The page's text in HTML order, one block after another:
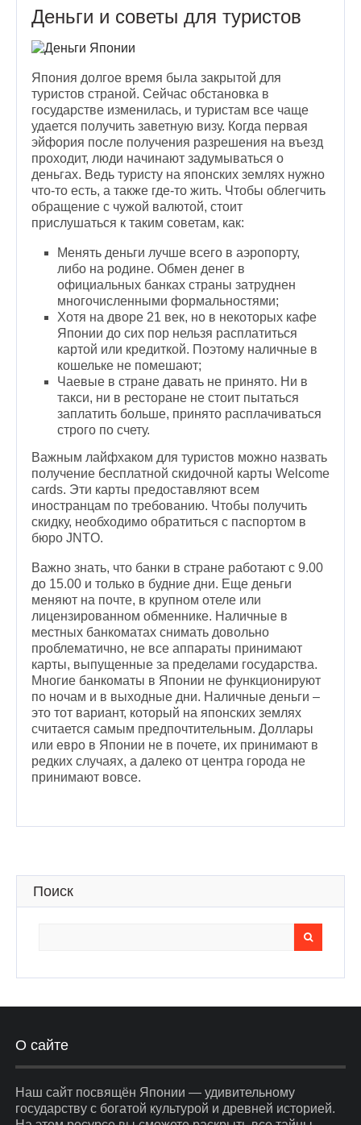
Деньги и советы для туристов
Япония долгое время была закрытой для
туристов страной. Сейчас обстановка в
государстве изменилась, и туристам все чаще
удается получить заветную визу. Когда первая
эйфория после получения разрешения на въезд
проходит, люди начинают задумываться о
деньгах. Ведь туристу на японских землях нужно
что-то есть, а также где-то жить. Чтобы облегчить
обращение с чужой валютой, стоит
прислушаться к таким советам, как:
Менять деньги лучше всего в аэропорту,
либо на родине. Обмен денег в
официальных банках страны затруднен
многочисленными формальностями;
Хотя на дворе 21 век, но в некоторых кафе
Японии до сих пор нельзя расплатиться
картой или кредиткой. Поэтому наличные в
кошельке не помешают;
Чаевые в стране давать не принято. Ни в
такси, ни в ресторане не стоит пытаться
заплатить больше, принято расплачиваться
строго по счету.
Важным лайфхаком для туристов можно назвать
получение бесплатной скидочной карты Welcome
cards. Эти карты предоставляют всем
иностранцам по требованию. Чтобы получить
скидку, необходимо обратиться с паспортом в
бюро JNTO.
Важно знать, что банки в стране работают с 9.00
до 15.00 и только в будние дни. Еще деньги
меняют на почте, в крупном отеле или
лицензированном обменнике. Наличные в
местных банкоматах снимать довольно
проблематично, не все аппараты принимают
карты, выпущенные за пределами государства.
Многие банкоматы в Японии не функционируют
по ночам и в выходные дни. Наличные деньги –
это тот вариант, который на японских землях
считается самым предпочтительным. Доллары
или евро в Японии не в почете, их принимают в
редких случаях, а далеко от центра города не
принимают вовсе.
Поиск
О сайте
Наш сайт посвящён Японии — удивительному
государству с богатой культурой и древней историей.